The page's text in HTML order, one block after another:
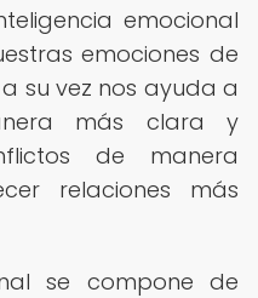
emocional
emociones de
su vez nos ayuda a
más clara y
de manera
relaciones más
se compone de